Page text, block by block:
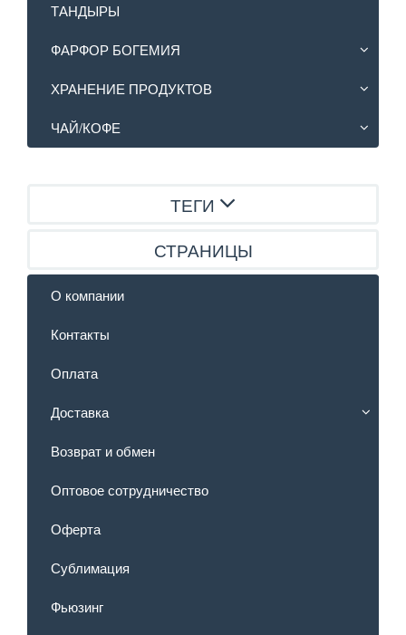
ТАНДЫРЫ
ФАРФОР БОГЕМИЯ
ХРАНЕНИЕ ПРОДУКТОВ
ЧАЙ/КОФЕ
ТЕГИ
СТРАНИЦЫ
О компании
Контакты
Оплата
Доставка
Возврат и обмен
Оптовое сотрудничество
Оферта
Сублимация
Фьюзинг